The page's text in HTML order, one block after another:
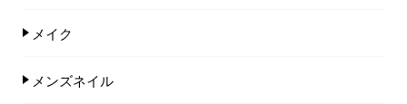
メイク
メンズネイル